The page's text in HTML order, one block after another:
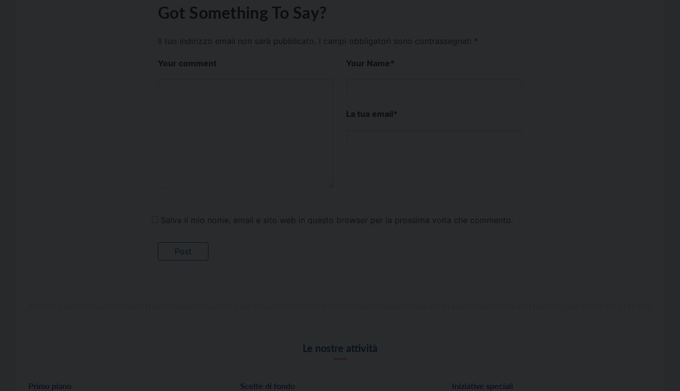
Got Something To Say?
Il tuo indirizzo email non sarà pubblicato. I campi obbligatori sono contrassegnati *
Your comment Your Name*
La tua email*
Salva il mio nome, email e sito web in questo browser per la prossima volta che commento.
Le nostre attività
Primo piano
Scelte di fondo
Iniziative speciali